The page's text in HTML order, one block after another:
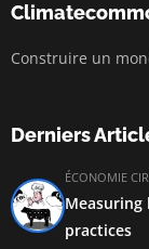
Construire un
Derniers
ÉCONOMIE
practices